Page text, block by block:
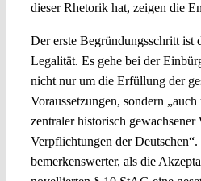
dieser Rhetorik hat, zeigen die
Der erste Begründungsschritt ist
Legalität. Es gehe bei der
nicht nur um die Erfüllung der
Voraussetzungen, sondern
zentraler historisch
Verpflichtungen der Deutschen“.
bemerkenswerter, als die